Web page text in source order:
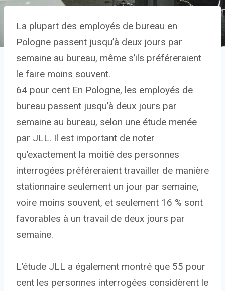
La plupart des employés de bureau en
Pologne passent jusqu’à deux jours par
semaine au bureau, même s’ils préféreraient
le faire moins souvent.
64 pour cent En Pologne, les employés de
bureau passent jusqu’à deux jours par
semaine au bureau, selon une étude menée
par JLL. Il est important de noter
qu’exactement la moitié des personnes
interrogées préféreraient travailler de manière
stationnaire seulement un jour par semaine,
voire moins souvent, et seulement 16 % sont
favorables à un travail de deux jours par
semaine.
L’étude JLL a également montré que 55 pour
cent les personnes interrogées considèrent le